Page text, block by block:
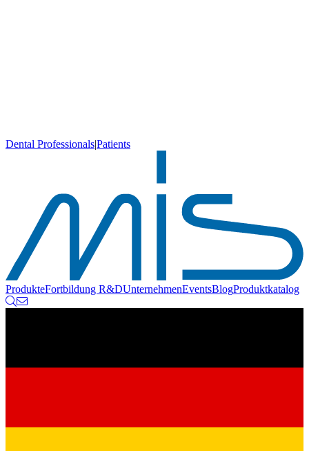
Dental Professionals|Patients
ProdukteFortbildung R&DUnternehmenEventsBlogProduktkatalog